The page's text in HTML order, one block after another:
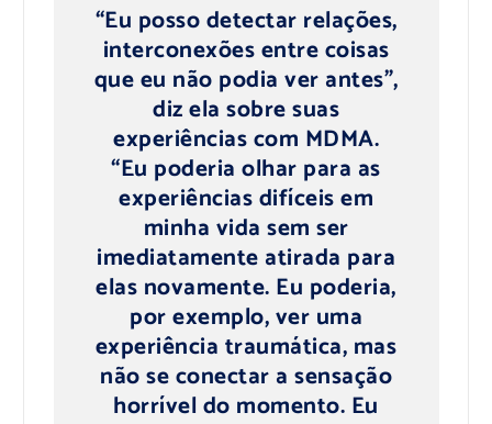
“Eu posso detectar relações,
interconexões entre coisas
que eu não podia ver antes”,
diz ela sobre suas
experiências com MDMA.
“Eu poderia olhar para as
experiências difíceis em
minha vida sem ser
imediatamente atirada para
elas novamente. Eu poderia,
por exemplo, ver uma
experiência traumática, mas
não se conectar a sensação
horrível do momento. Eu